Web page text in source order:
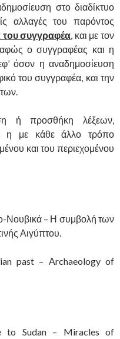
στο διαδίκτυο
αλλαγές του παρόντος
του συγγραφέα, και με τον
ο συγγραφέας και η
όσον η αναδημοσίευση
του συγγραφέα, και την
ή προσθήκη λέξεων,
η με κάθε άλλο τρόπο
και του περιεχομένου
Νουβικά – Η συμβολή των
Αιγύπτου.
past – Αrchaeology of
to Sudan – Miracles of